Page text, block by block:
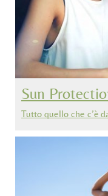
Sun
Tutto quello che c’è